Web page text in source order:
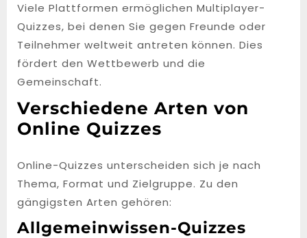
Viele Plattformen ermöglichen Multiplayer-
Quizzes, bei denen Sie gegen Freunde oder
Teilnehmer weltweit antreten können. Dies
fördert den Wettbewerb und die
Gemeinschaft.
Verschiedene Arten von
Online Quizzes
Online-Quizzes unterscheiden sich je nach
Thema, Format und Zielgruppe. Zu den
gängigsten Arten gehören:
Allgemeinwissen-Quizzes